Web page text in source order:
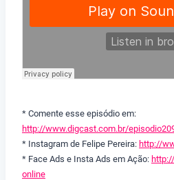
* Comente esse episódio em:
http://www.digcast.com.br/
* Instagram de Felipe Pereira: http://
* Face Ads e Insta Ads em Ação:
online